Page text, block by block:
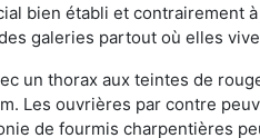
bien établi et
galeries partout où elles
un thorax aux teintes de
Les ouvrières par contre
de fourmis charpentières